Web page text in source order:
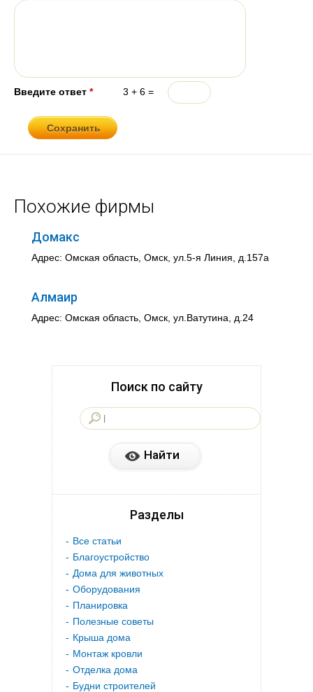
Введите ответ * 3 + 6 =
Похожие фирмы
Домакс
Адрес: Омская область, Омск, ул.5-я Линия, д.157а
Алмаир
Адрес: Омская область, Омск, ул.Ватутина, д.24
Поиск по сайту
Разделы
Все статьи
Благоустройство
Дома для животных
Оборудования
Планировка
Полезные советы
Крыша дома
Монтаж кровли
Отделка дома
Будни строителей